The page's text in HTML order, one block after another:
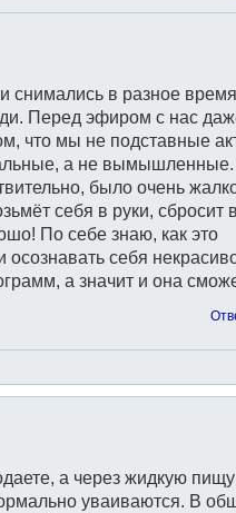
снимались в разное
Перед эфиром с нас
что мы не подставные
а не вымышленные.
было очень
себя в руки, сбросит
По себе знаю, как это
осознавать себя
а значит и она
а через жидкую пищу
уваиваются. В